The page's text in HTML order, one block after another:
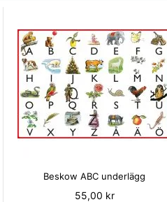

Beskow ABC underlägg
Pris
55,00 kr